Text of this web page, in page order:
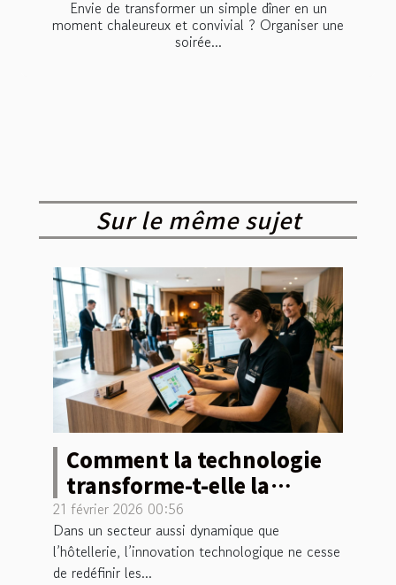
Envie de transformer un simple dîner en un
moment chaleureux et convivial ? Organiser une
soirée...
Sur le même sujet
Comment la technologie
transforme-t-elle la
formation en hôtellerie ?
21 février 2026 00:56
Dans un secteur aussi dynamique que
l’hôtellerie, l’innovation technologique ne cesse
de redéfinir les...